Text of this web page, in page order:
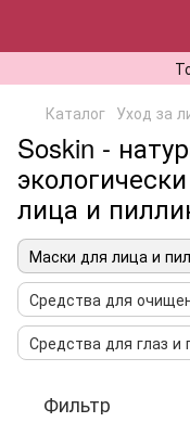
Каталог Уход за
Soskin -
лица и
Маски для лица и
Средства для
Средства для глаз и
Фильтр